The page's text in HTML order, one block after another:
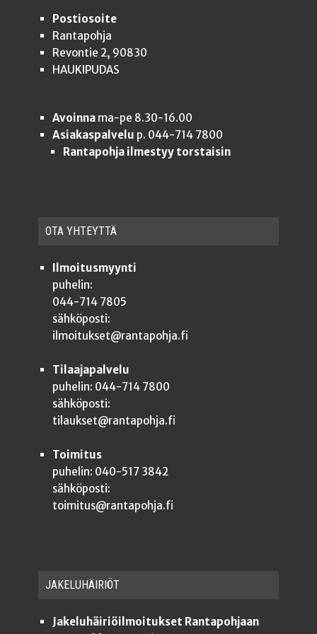
Postiosoite
Rantapohja
Revontie 2, 90830
HAUKIPUDAS
Avoinnama-pe 8.30-16.00
Asiakaspalvelu p. 044-714 7800
Rantapohja ilmestyy torstaisin
OTA YHTEYT­TÄ
Ilmoitusmyynti
puhelin:
044-714 7805
sähköposti:
ilmoitukset@rantapohja.fi
Tilaajapalvelu
puhelin: 044-714 7800
sähköposti:
tilaukset@rantapohja.fi
Toimitus
puhelin: 040-517 3842
sähköposti:
toimitus@rantapohja.fi
JAKE­LU­HÄI­RIÖT
Jakeluhäiriöilmoitukset Rantapohjaan